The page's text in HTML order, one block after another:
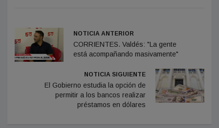
NOTICIA ANTERIOR
CORRIENTES. Valdés: "La gente
está acompañando masivamente"
NOTICIA SIGUIENTE
El Gobierno estudia la opción de
permitir a los bancos realizar
préstamos en dólares